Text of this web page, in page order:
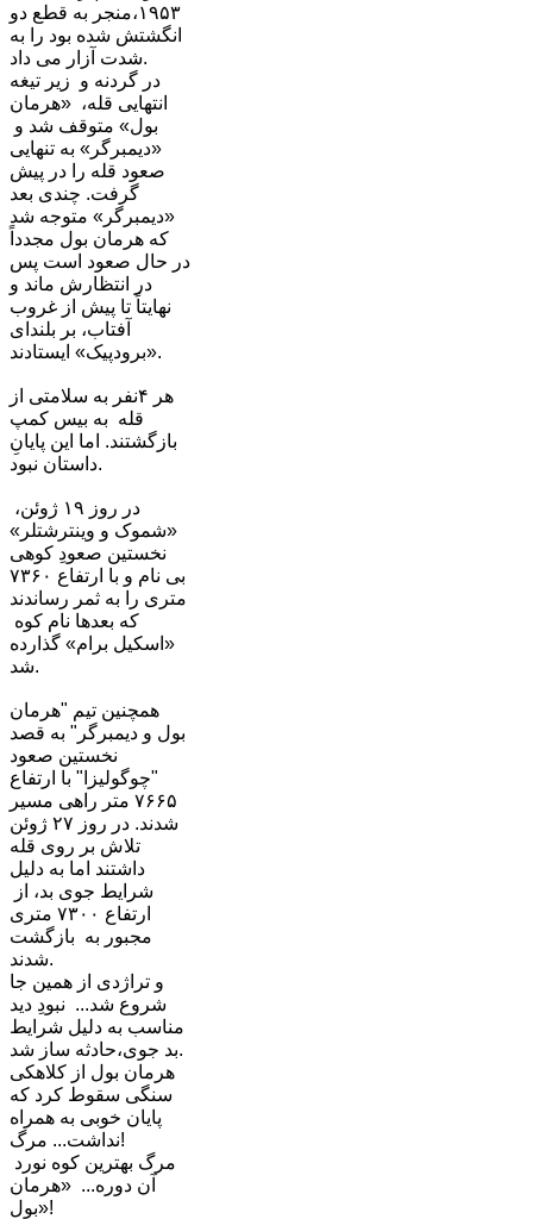
١٩۵٣،منجر به قطع دو
انگشتش شده بود را به
شدت آزار می داد.
در گردنه و زیر تیغه
انتهایی قله، «هرمان
بول» متوقف شد و
«دیمبرگر» به تنهایی
صعود قله را در پیش
گرفت. چندی بعد
«دیمبرگر» متوجه شد
که هرمان بول مجدداً
در حال صعود است پس
در انتظارش ماند و
نهایتاً تا پیش از غروب
آفتاب، بر بلندای
«برودپیک» ایستادند.
هر ۴نفر به سلامتی از
قله به بیس کمپ
بازگشتند. اما این پایانِ
داستان نبود.
در روز ١٩ ژوئن،
«شموک و وینترشتلر»
نخستین صعودِ کوهی
بی نام و با ارتفاع ٧٣۶٠
متری را به ثمر رساندند
که بعدها نام کوه
«اسکیل برام» گذارده
شد.
همچنین تیم "هرمان
بول و دیمبرگر" به قصد
نخستین صعود
"چوگولیزا" با ارتفاع
٧۶۶۵ متر راهی مسیر
شدند. در روز ٢٧ ژوئن
تلا‌ش بر روی قله
داشتند اما به دلیل
شرایط جوی بد، از
ارتفاع ٧٣٠٠ متری
مجبور به بازگشت
شدند.
و تراژدی از همین جا
شروع شد... نبودِ دید
مناسب به دلیل شرایط
بد جوی،حادثه ساز شد.
هرمان بول از کلاهکی
سنگی سقوط کرد که
پایان خوبی به همراه
نداشت... مرگ!
مرگ بهترین کوه نورد
آن دوره... «هرمان
بول»!